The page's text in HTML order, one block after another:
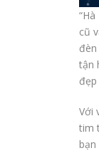
cũ
tận
Với
tim